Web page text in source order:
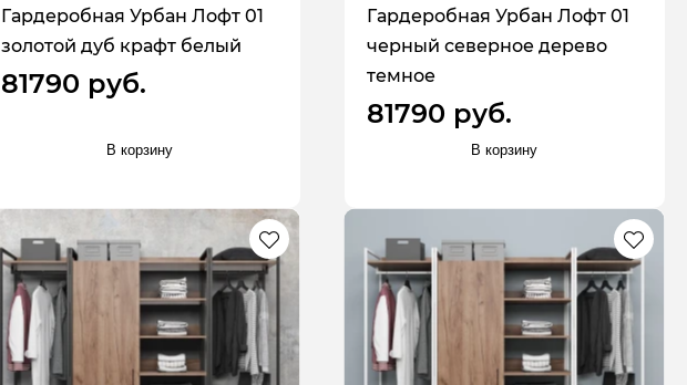
Гардеробная Урбан Лофт 01
золотой дуб крафт белый
81790 руб.
В корзину
Гардеробная Урбан Лофт 01
черный северное дерево
темное
81790 руб.
В корзину